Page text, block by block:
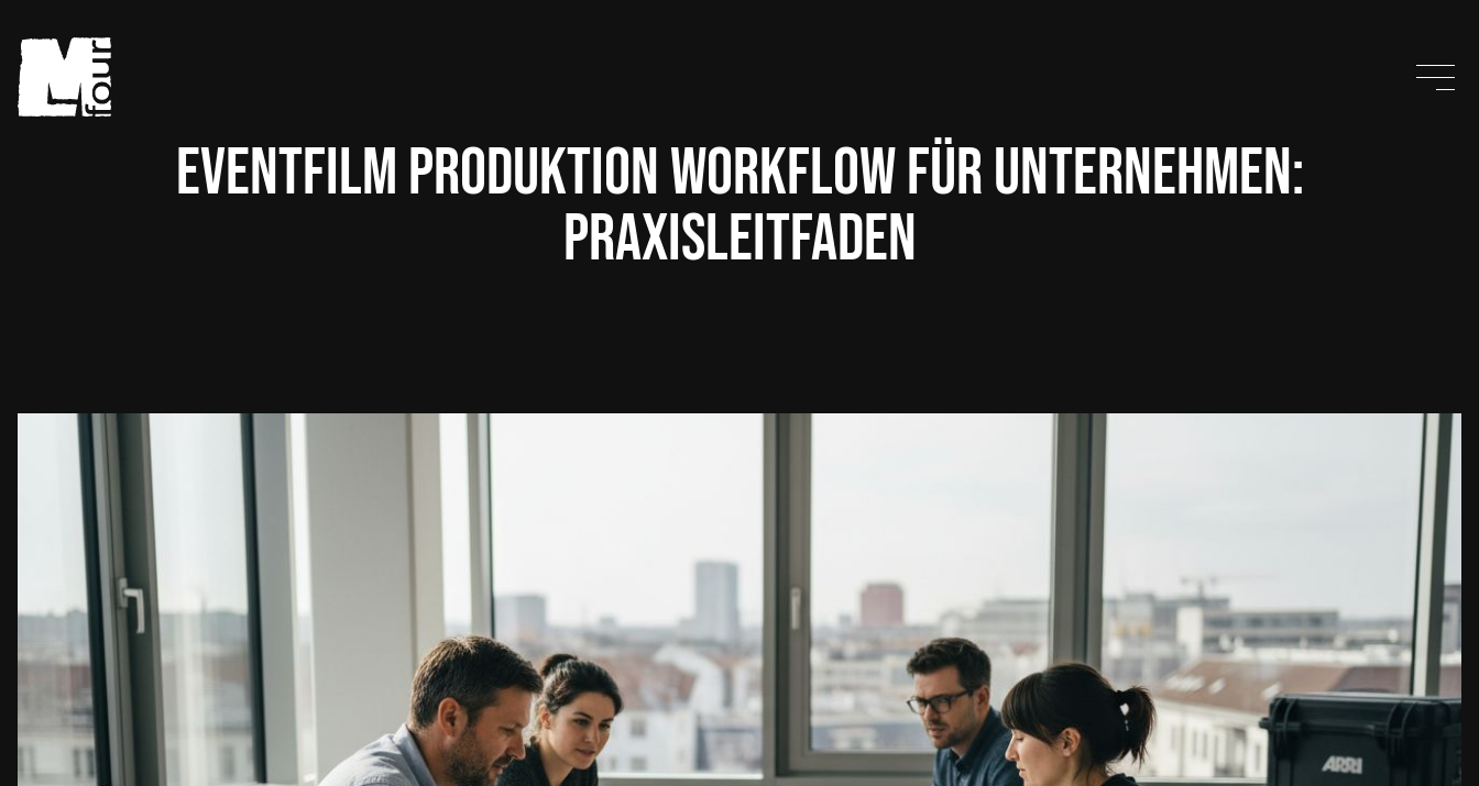
Eventfilm Produktion Workflow für Unternehmen:
Praxisleitfaden